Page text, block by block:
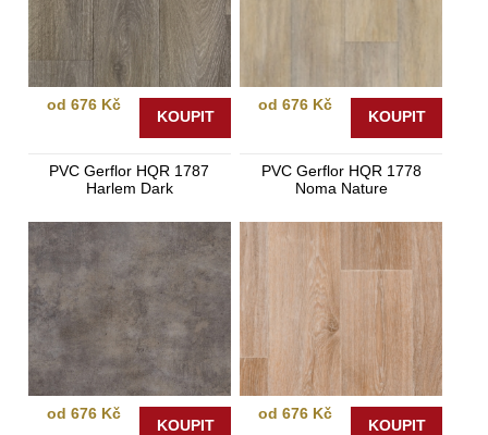
od 676 Kč
KOUPIT
od 676 Kč
KOUPIT
PVC Gerflor HQR 1787
Harlem Dark
od 676 Kč
KOUPIT
PVC Gerflor HQR 1778
Noma Nature
od 676 Kč
KOUPIT